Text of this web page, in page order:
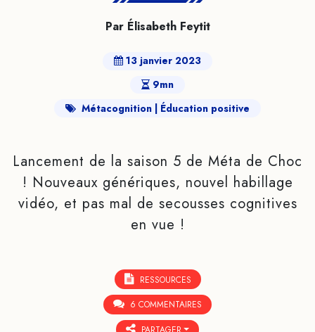
Par Élisabeth Feytit
13 janvier 2023
9mn
Métacognition
Éducation positive
Lancement de la saison 5 de Méta de Choc
! Nouveaux génériques, nouvel habillage
vidéo, et pas mal de secousses cognitives
en vue !
RESSOURCES
6 COMMENTAIRES